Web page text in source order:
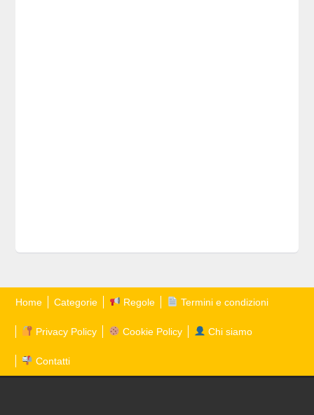
Home Categorie Regole Termini e condizioni
Privacy Policy Cookie Policy Chi siamo
Contatti